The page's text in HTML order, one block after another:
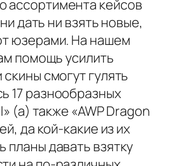
ассортимента кейсов
дать ни взять новые,
юзерами. На нашем
помощь усилить
смогут гулять
17 разнообразных
(а) также «AWP Dragon
да кой-какие из их
давать взятку